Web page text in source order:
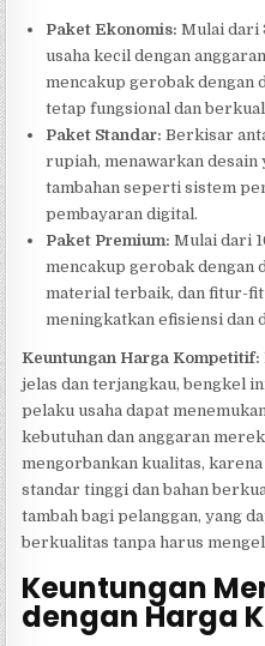
Paket Ekonomis: Mulai dari
usaha kecil dengan
mencakup gerobak dengan
tetap fungsional dan
Paket Standar: Berkisar
rupiah, menawarkan
tambahan seperti sistem
pembayaran digital.
Paket Premium: Mulai dari
mencakup gerobak dengan
material terbaik, dan fitur-
meningkatkan efisiensi dan
Keuntungan Harga Kompetitif:
jelas dan terjangkau, bengkel
pelaku usaha dapat
kebutuhan dan anggaran
mengorbankan kualitas,
standar tinggi dan bahan
tambah bagi pelanggan, yang
berkualitas tanpa harus
Keuntungan
dengan Harga